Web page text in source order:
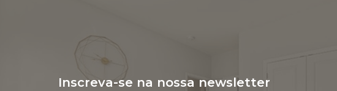
Inscreva-se na nossa newsletter